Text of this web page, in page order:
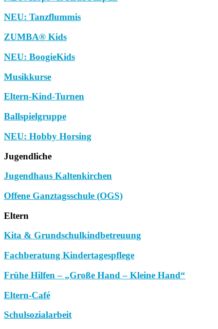
NEU: Tanzflummis
ZUMBA® Kids
NEU: BoogieKids
Musikkurse
Eltern-Kind-Turnen
Ballspielgruppe
NEU: Hobby Horsing
Jugendliche
Jugendhaus Kaltenkirchen
Offene Ganztagsschule (OGS)
Eltern
Kita & Grundschulkindbetreuung
Fachberatung Kindertagespflege
Frühe Hilfen – „Große Hand – Kleine Hand“
Eltern-Café
Schulsozialarbeit